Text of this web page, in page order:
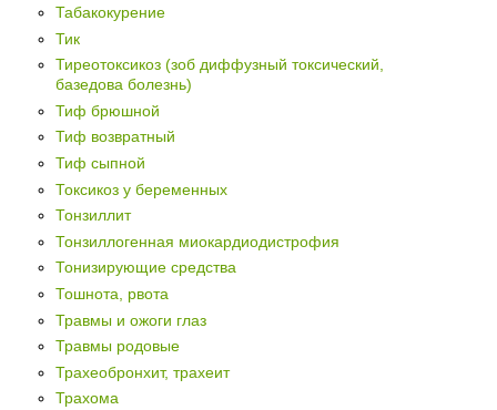
Табакокурение
Тик
Тиреотоксикоз (зоб диффузный токсический,
базедова болезнь)
Тиф брюшной
Тиф возвратный
Тиф сыпной
Токсикоз у беременных
Тонзиллит
Тонзиллогенная миокардиодистрофия
Тонизирующие средства
Тошнота, рвота
Травмы и ожоги глаз
Травмы родовые
Трахеобронхит, трахеит
Трахома